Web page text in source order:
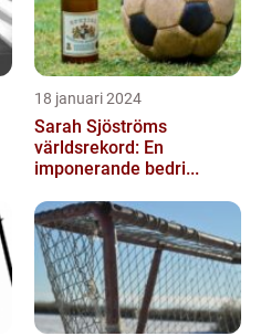
18 januari 2024
Sarah Sjöströms
världsrekord: En
imponerande bedri...